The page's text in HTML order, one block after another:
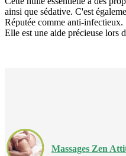
ainsi que sédative. C'est
Réputée comme anti-infectieux.
Elle est une aide précieuse lors
Massages Zen